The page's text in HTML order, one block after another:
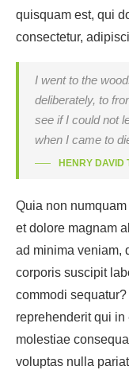
quisquam est, qui
consectetur,
I went to the
deliberately, to
see if I could not
when I came to
HENRY DAVID
Quia non
et dolore magnam
ad minima veniam,
corporis suscipit
commodi
reprehenderit qui in
molestiae
voluptas nulla